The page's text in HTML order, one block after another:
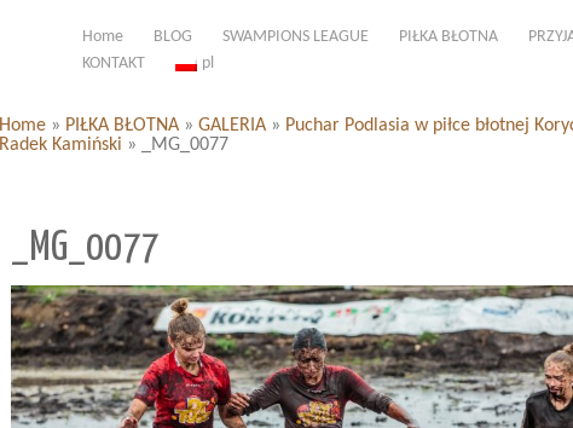
Home BLOG SWAMPIONS LEAGUE PIŁKA BŁOTNA
KONTAKT
pl
Home » PIŁKA BŁOTNA » GALERIA » Puchar Podlasia w piłce błotnej
Radek Kamiński » _MG_0077
_MG_0077